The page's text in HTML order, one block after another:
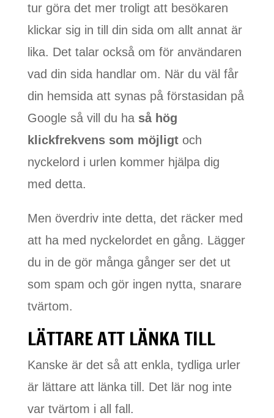
tur göra det mer troligt att besökaren
klickar sig in till din sida om allt annat är
lika. Det talar också om för användaren
vad din sida handlar om. När du väl får
din hemsida att synas på förstasidan på
Google så vill du ha så hög
klickfrekvens som möjligtoch
nyckelord i urlen kommer hjälpa dig
med detta.
Men överdriv inte detta, det räcker med
att ha med nyckelordet en gång. Lägger
du in de gör många gånger ser det ut
som spam och gör ingen nytta, snarare
tvärtom.
LÄTTARE ATT LÄNKA TILL
Kanske är det så att enkla, tydliga urler
är lättare att länka till. Det lär nog inte
var tvärtom i all fall.